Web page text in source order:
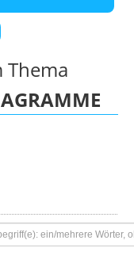
Thema